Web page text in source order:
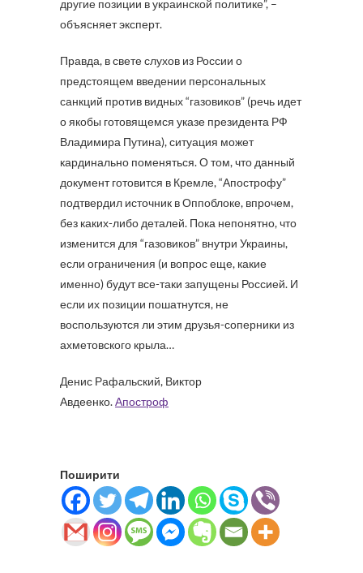
другие позиции в украинской политике”, –
объясняет эксперт.
Правда, в свете слухов из России о
предстоящем введении персональных
санкций против видных “газовиков” (речь идет
о якобы готовящемся указе президента РФ
Владимира Путина), ситуация может
кардинально поменяться. О том, что данный
документ готовится в Кремле, “Апострофу”
подтвердил источник в Оппоблоке, впрочем,
без каких-либо деталей. Пока непонятно, что
изменится для “газовиков” внутри Украины,
если ограничения (и вопрос еще, какие
именно) будут все-таки запущены Россией. И
если их позиции пошатнутся, не
воспользуются ли этим друзья-соперники из
ахметовского крыла…
Денис Рафальский, Виктор
Авдеенко.Апостроф
Поширити